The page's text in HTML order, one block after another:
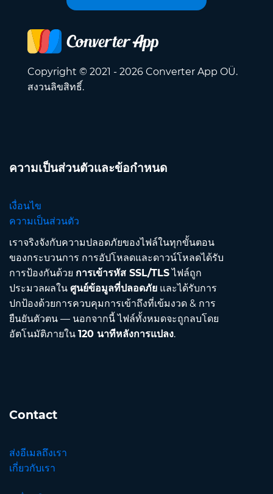
Copyright © 2021 - 2026 Converter App OÜ.
สงวนลิขสิทธิ์.
ความเป็นส่วนตัวและข้อกำหนด
เงื่อนไข
ความเป็นส่วนตัว
เราจริงจังกับความปลอดภัยของไฟล์ในทุกขั้นตอน
ของกระบวนการ การอัปโหลดและดาวน์โหลดได้รับ
การป้องกันด้วย การเข้ารหัส SSL/TLSไฟล์ถูก
ประมวลผลใน ศูนย์ข้อมูลที่ปลอดภัย และได้รับการ
ปกป้องด้วยการควบคุมการเข้าถึงที่เข้มงวด & การ
ยืนยันตัวตน — นอกจากนี้ ไฟล์ทั้งหมดจะถูกลบโดย
อัตโนมัติภายใน 120 นาทีหลังการแปลง.
Contact
ส่งอีเมลถึงเรา
เกี่ยวกับเรา